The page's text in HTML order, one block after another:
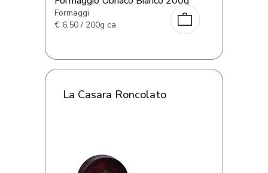
Formaggi
€ 6,50 / 200g ca.
La Casara Roncolato